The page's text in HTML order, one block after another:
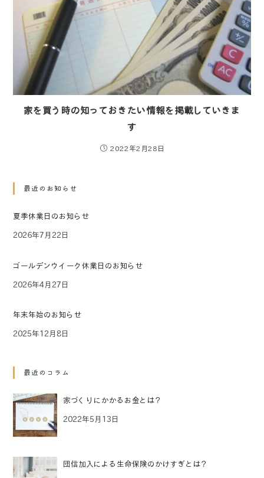
家を買う時の知っておきたい情報を掲載していきま
す
2022年2月28日
最近のお知らせ
夏季休業日のお知らせ
2026年7月22日
ゴールデンウイーク休業日のお知らせ
2026年4月27日
年末年始のお知らせ
2025年12月8日
最近のコラム
家づくりにかかるお金とは？
2022年5月13日
団信加入による生命保険のかけすぎとは？